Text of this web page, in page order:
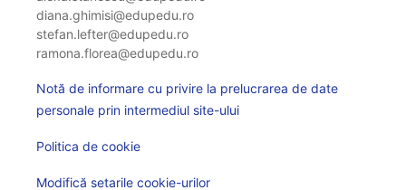
diana.ghimisi@edupedu.ro
stefan.lefter@edupedu.ro
ramona.florea@edupedu.ro
Notă de informare cu privire la prelucrarea de date
personale prin intermediul site-ului
Politica de cookie
Modifică setarile cookie-urilor